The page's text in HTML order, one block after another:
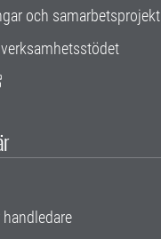
och samarbetsprojekt